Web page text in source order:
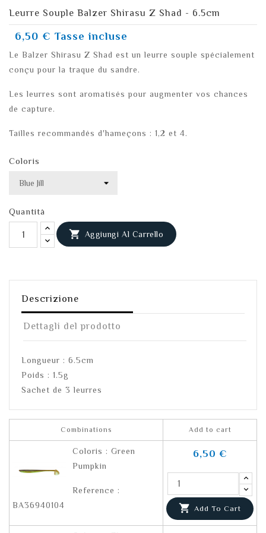
Leurre Souple Balzer Shirasu Z Shad - 6.5cm
6,50 € Tasse incluse
Le Balzer Shirasu Z Shad est un leurre souple spécialement
conçu pour la traque du sandre.
Les leurres sont aromatisés pour augmenter vos chances
de capture.
Tailles recommandés d'hameçons : 1,2 et 4.
Coloris
Quantità
 Aggiungi Al Carrello
Descrizione
Dettagli del prodotto
Longueur : 6.5cm
Poids : 1.5g
Sachet de 3 leurres
Combinations Add to cart
Coloris : Green
Pumpkin
Reference :
BA36940104
6,50 €
 Add To Cart